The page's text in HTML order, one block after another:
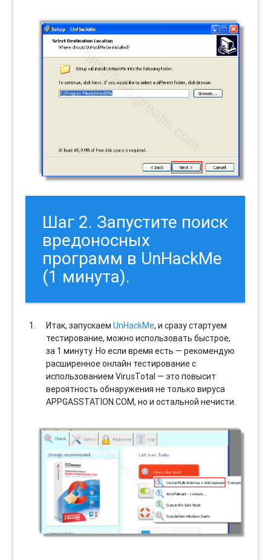
Шаг 2. Запустите поиск
вредоносных
программ в UnHackMe
(1 минута).
Итак, запускаемUnHackMe, и сразу стартуем
тестирование, можно использовать быстрое,
за 1 минуту. Но если время есть — рекомендую
расширенное онлайн тестирование с
использованием VirusTotal — это повысит
вероятность обнаружения не только вируса
APPGASSTATION.COM, но и остальной нечисти.